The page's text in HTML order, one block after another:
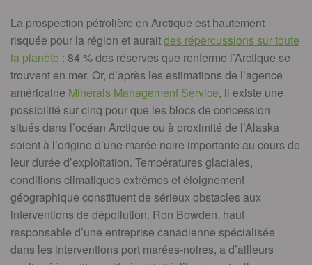
La prospection pétrolière en Arctique est hautement
risquée pour la région et auraitdes répercussions sur toute
la planète : 84 % des réserves que renferme l’Arctique se
trouvent en mer. Or, d’après les estimations de l’agence
américaine Minerals Management Service, il existe une
possibilité sur cinq pour que les blocs de concession
situés dans l’océan Arctique ou à proximité de l’Alaska
soient à l’origine d’une marée noire importante au cours de
leur durée d’exploitation. Températures glaciales,
conditions climatiques extrêmes et éloignement
géographique constituent de sérieux obstacles aux
interventions de dépollution. Ron Bowden, haut
responsable d’une entreprise canadienne spécialisée
dans les interventions port marées-noires, a d’ailleurs